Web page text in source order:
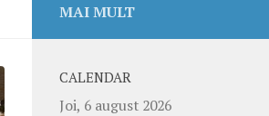
MAI MULT
CALENDAR
Joi, 6 august 2026